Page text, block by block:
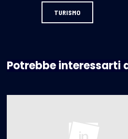
TURISMO
Potrebbe interessarti